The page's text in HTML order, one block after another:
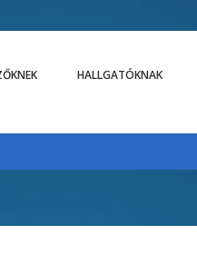
HALLGATÓKNAK